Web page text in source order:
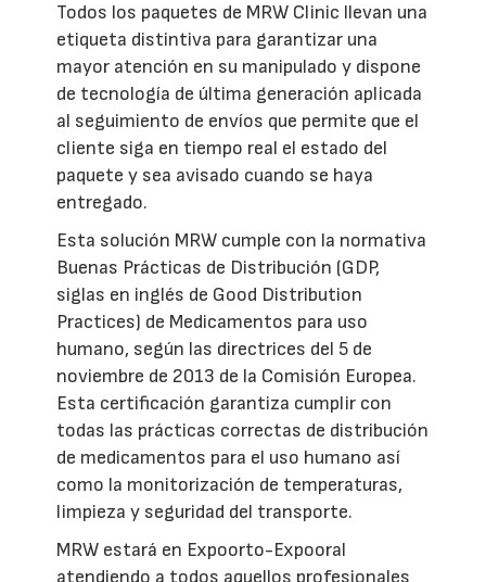
Todos los paquetes de MRW Clinic llevan una
etiqueta distintiva para garantizar una
mayor atención en su manipulado y dispone
de tecnología de última generación aplicada
al seguimiento de envíos que permite que el
cliente siga en tiempo real el estado del
paquete y sea avisado cuando se haya
entregado.
Esta solución MRW cumple con la normativa
Buenas Prácticas de Distribución (GDP,
siglas en inglés de Good Distribution
Practices) de Medicamentos para uso
humano, según las directrices del 5 de
noviembre de 2013 de la Comisión Europea.
Esta certificación garantiza cumplir con
todas las prácticas correctas de distribución
de medicamentos para el uso humano así
como la monitorización de temperaturas,
limpieza y seguridad del transporte.
MRW estará en Expoorto-Expooral
atendiendo a todos aquellos profesionales